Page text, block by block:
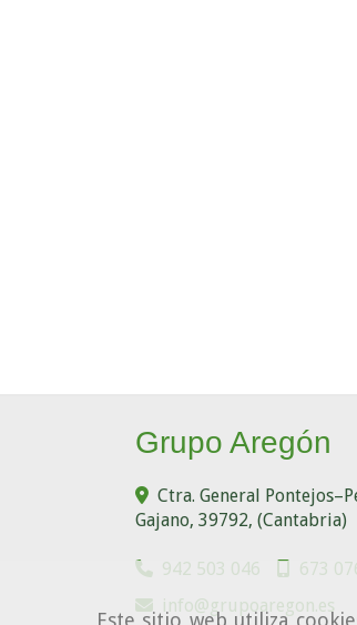
Este sitio web utiliza
Grupo Aregón
Ctra. General
Gajano, 39792, (Cantabria)
942 503 046
673
info
grupoaregon.es